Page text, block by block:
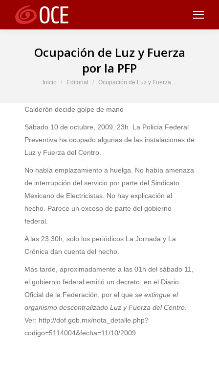
Ocupación de Luz y Fuerza
por la PFP
Estás aquí:
Inicio Editorial Ocupación de Luz y Fuerza…
Calderón decide golpe de mano
Sábado 10 de octubre, 2009, 23h. La Policía Federal
Preventiva ha ocupado algunas de las instalaciones de
Luz y Fuerza del Centro.
No había emplazamiento a huelga. No había amenaza
de interrupción del servicio por parte del Sindicato
Mexicano de Electricistas. No hay explicación al
hecho. Parece un exceso de parte del gobierno
federal.
A las 23:30h, solo los periódicos La Jornada y La
Crónica dan cuenta del hecho.
Más tarde, aproximadamente a las 01h del sábado 11,
el gobiernio federal emitió un decreto, en el Diario
Oficial de la Federación, por el que se extingue el
organismo descentralizado Luz y Fuerza del Centro
Ver: http://dof.gob.mx/nota_detalle.php?
codigo=5114004&fecha=11/10/2009.